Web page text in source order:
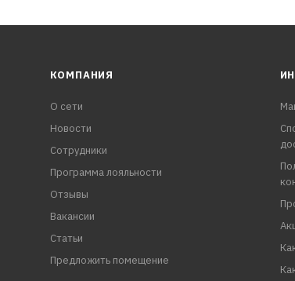
КОМПАНИЯ
О сети
Новости
Сотрудники
Программа лояльности
Отзывы
Вакансии
Статьи
Предложить помещение